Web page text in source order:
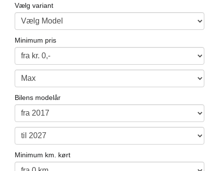
Vælg variant
Minimum pris
Bilens modelår
Minimum km. kørt